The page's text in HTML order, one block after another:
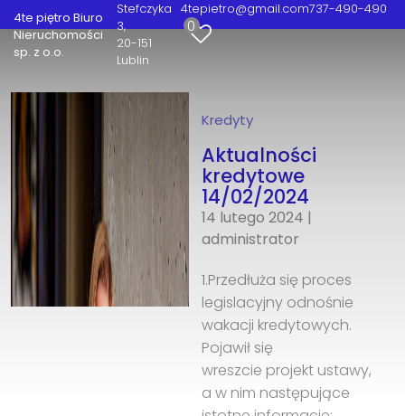
4te piętro Biuro
Nieruchomości
sp. z o.o.
Stefczyka
3
20-151
Lublin
4tepietro@gmail.com737-490-490
0
Kredyty
Aktualności
kredytowe
14/02/2024
14 lutego 2024 |
administrator
1.Przedłuża się proces
legislacyjny odnośnie
wakacji kredytowych.
Pojawił się
wreszcie projekt ustawy,
a w nim następujące